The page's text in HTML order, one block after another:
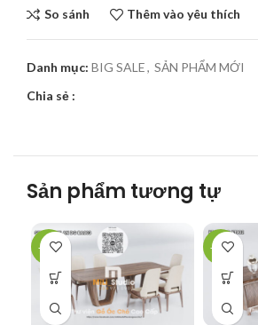
So sánh Thêm vào yêu thích
Danh mục: BIG SALE, SẢN PHẨM MỚI
Chia sẻ :
Sản phẩm tương tự
-33% -50%